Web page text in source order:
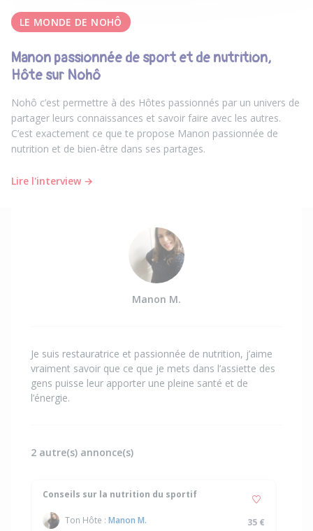
LE MONDE DE NOHÔ
Manon passionnée de sport et de nutrition,
Hôte sur Nohô
Nohô c’est permettre à des Hôtes passionnés par un univers de
partager leurs connaissances et savoir faire avec les autres.
C’est exactement ce que te propose Manon passionnée de
nutrition et de bien-être dans ses partages.
Lire l'interview →
Manon M.
Je suis restauratrice et passionnée de nutrition, j’aime
vraiment savoir que ce que je mets dans l’assiette des
gens puisse leur apporter une pleine santé et de
l’énergie.
2 autre(s) annonce(s)
Conseils sur la nutrition du sportif
Ton Hôte : Manon M. 35 €